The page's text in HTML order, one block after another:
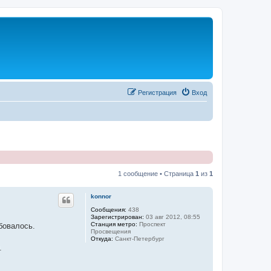
Вход
Регистрация
1 сообщение • Страница 1 из 1
konnor
Сообщения: 438
Зарегистрирован: 03 авг 2012, 08:55
Станция метро: Проспект
Просвещения
Откуда: Санкт-Петербург